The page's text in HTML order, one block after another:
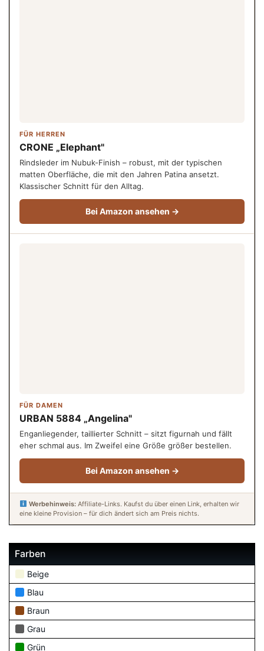
FÜR HERREN
CRONE „Elephant"
Rindsleder im Nubuk-Finish – robust, mit der typischen
matten Oberfläche, die mit den Jahren Patina ansetzt.
Klassischer Schnitt für den Alltag.
Bei Amazon ansehen →
FÜR DAMEN
URBAN 5884 „Angelina"
Enganliegender, taillierter Schnitt – sitzt figurnah und fällt
eher schmal aus. Im Zweifel eine Größe größer bestellen.
Bei Amazon ansehen →
Werbehinweis:Affiliate-Links. Kaufst du über einen Link, erhalten wir
eine kleine Provision – für dich ändert sich am Preis nichts.
Farben
Beige
Blau
Braun
Grau
Grün